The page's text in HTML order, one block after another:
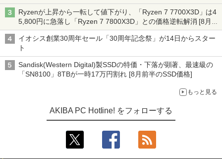
ーム』】
Ryzenが上昇から一転して値下がり、「Ryzen 7 7700X3D」は4
5,800円に急落し「Ryzen 7 7800X3D」との価格逆転解消 [8月前
半のCPU価格]
イオシス創業30周年セール「30周年記念祭」が14日からスター
ト
Sandisk(Western Digital)製SSDの特価・下落が顕著、最速級の
「SN8100」8TBが一時17万円割れ [8月前半のSSD価格]
もっと見る
AKIBA PC Hotline! をフォローする